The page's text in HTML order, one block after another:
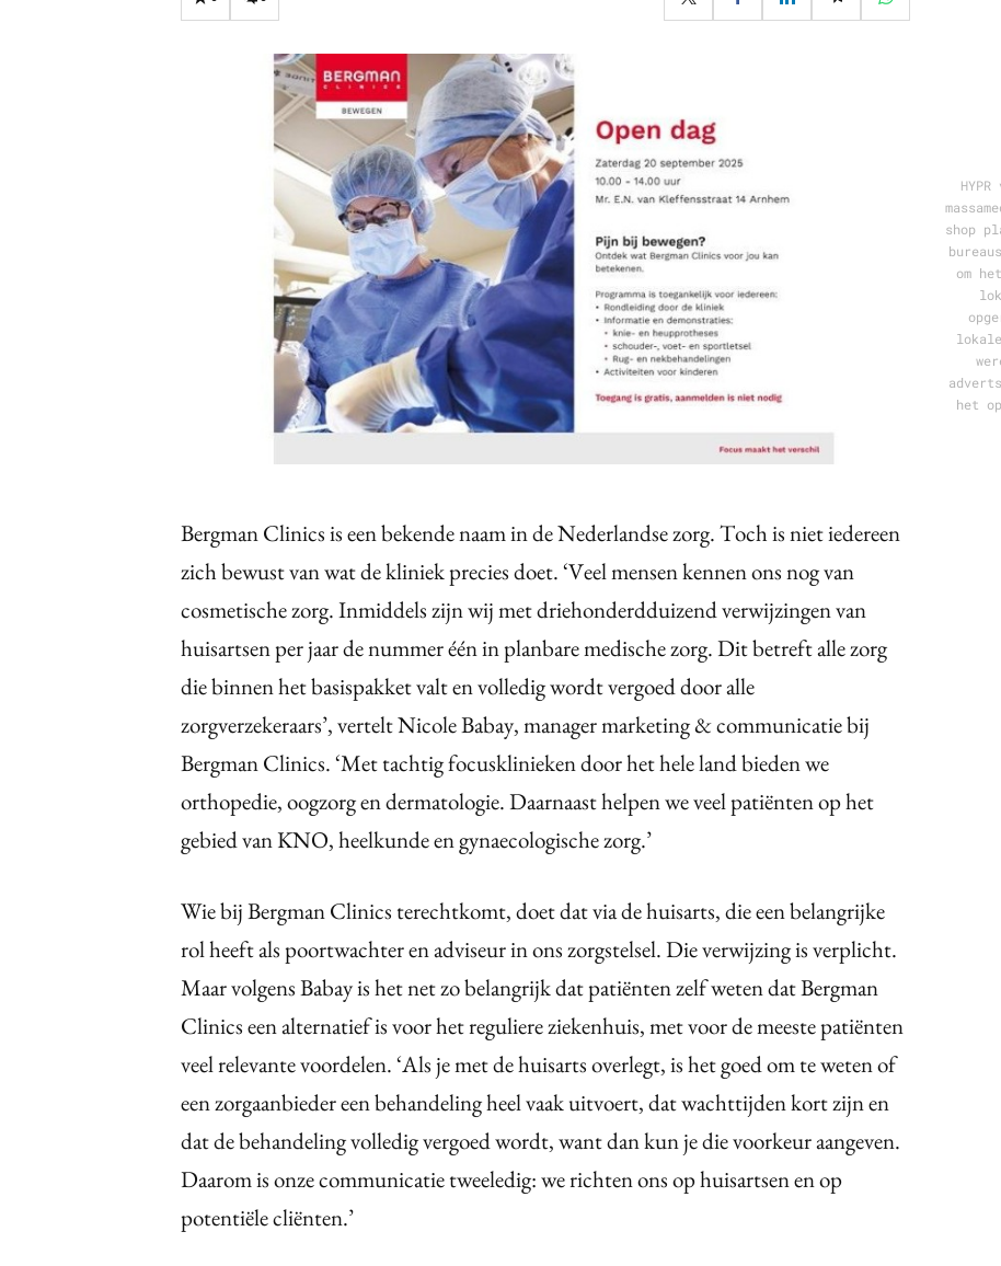
Influencer marketing
Interne communicatie
Martech
Bergman Clinics is een bekende naam in de Nederlandse zorg. Toch is niet iedereen
zich bewust van wat de kliniek precies doet. ‘Veel mensen kennen ons nog van
cosmetische zorg. Inmiddels zijn wij met driehonderdduizend verwijzingen van
huisartsen per jaar de nummer één in planbare medische zorg. Dit betreft alle zorg
die binnen het basispakket valt en volledig wordt vergoed door alle
zorgverzekeraars’, vertelt Nicole Babay, manager marketing & communicatie bij
Bergman Clinics. ‘Met tachtig focusklinieken door het hele land bieden we
orthopedie, oogzorg en dermatologie. Daarnaast helpen we veel patiënten op het
gebied van KNO, heelkunde en gynaecologische zorg.’
Wie bij Bergman Clinics terechtkomt, doet dat via de huisarts, die een belangrijke
rol heeft als poortwachter en adviseur in ons zorgstelsel. Die verwijzing is verplicht.
Maar volgens Babay is het net zo belangrijk dat patiënten zelf weten dat Bergman
Clinics een alternatief is voor het reguliere ziekenhuis, met voor de meeste patiënten
veel relevante voordelen. ‘Als je met de huisarts overlegt, is het goed om te weten of
een zorgaanbieder een behandeling heel vaak uitvoert, dat wachttijden kort zijn en
dat de behandeling volledig vergoed wordt, want dan kun je die voorkeur aangeven.
Daarom is onze communicatie tweeledig: we richten ons op huisartsen en op
potentiële cliënten.’
shop
om
het